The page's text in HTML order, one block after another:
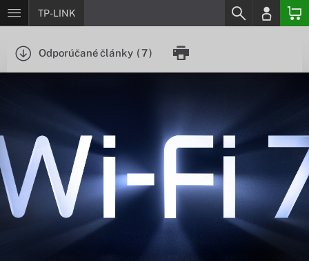
TP-LINK
Odporúčané články (7)